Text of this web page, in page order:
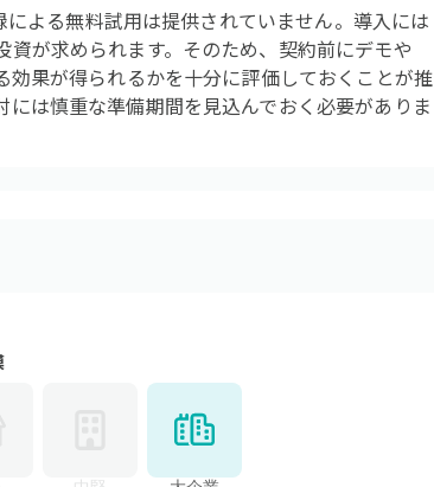
よる無料試用は提供されていません。導入には
が求められます。そのため、契約前にデモや
果が得られるかを十分に評価しておくことが推
は慎重な準備期間を見込んでおく必要がありま